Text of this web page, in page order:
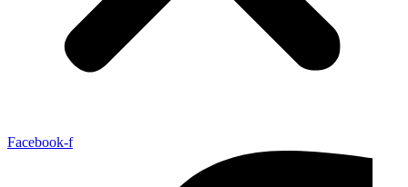
Facebook-f